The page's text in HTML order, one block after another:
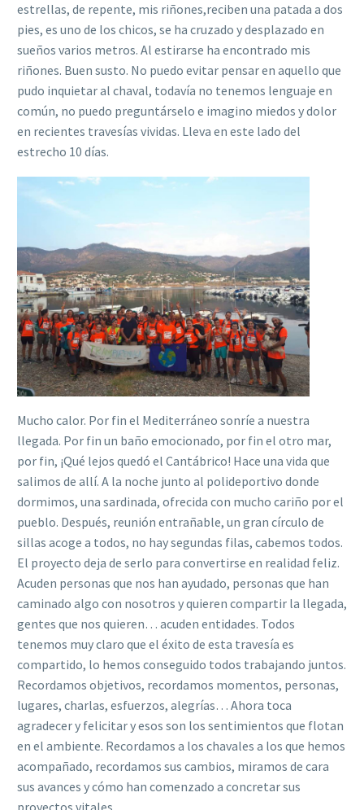
estrellas, de repente, mis riñones,reciben una patada a dos
pies, es uno de los chicos, se ha cruzado y desplazado en
sueños varios metros. Al estirarse ha encontrado mis
riñones. Buen susto. No puedo evitar pensar en aquello que
pudo inquietar al chaval, todavía no tenemos lenguaje en
común, no puedo preguntárselo e imagino miedos y dolor
en recientes travesías vividas. Lleva en este lado del
estrecho 10 días.
Mucho calor. Por fin el Mediterráneo sonríe a nuestra
llegada. Por fin un baño emocionado, por fin el otro mar,
por fin, ¡Qué lejos quedó el Cantábrico! Hace una vida que
salimos de allí. A la noche junto al polideportivo donde
dormimos, una sardinada, ofrecida con mucho cariño por el
pueblo. Después, reunión entrañable, un gran círculo de
sillas acoge a todos, no hay segundas filas, cabemos todos.
El proyecto deja de serlo para convertirse en realidad feliz.
Acuden personas que nos han ayudado, personas que han
caminado algo con nosotros y quieren compartir la llegada,
gentes que nos quieren… acuden entidades. Todos
tenemos muy claro que el éxito de esta travesía es
compartido, lo hemos conseguido todos trabajando juntos.
Recordamos objetivos, recordamos momentos, personas,
lugares, charlas, esfuerzos, alegrías… Ahora toca
agradecer y felicitar y esos son los sentimientos que flotan
en el ambiente. Recordamos a los chavales a los que hemos
acompañado, recordamos sus cambios, miramos de cara
sus avances y cómo han comenzado a concretar sus